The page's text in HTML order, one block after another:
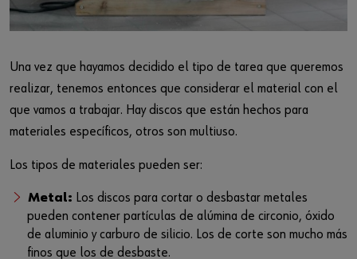
Una vez que hayamos decidido el tipo de tarea que queremos
realizar, tenemos entonces que considerar el material con el
que vamos a trabajar. Hay discos que están hechos para
materiales específicos, otros son multiuso.
Los tipos de materiales pueden ser:
Metal: Los discos para cortar o desbastar metales
pueden contener partículas de alúmina de circonio, óxido
de aluminio y carburo de silicio. Los de corte son mucho más
finos que los de desbaste.